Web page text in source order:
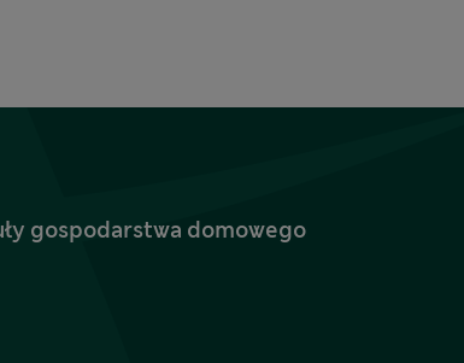
gospodarstwa domowego